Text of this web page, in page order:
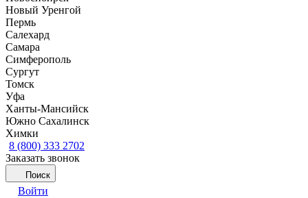
Новый Уренгой
Пермь
Салехард
Самара
Симферополь
Сургут
Томск
Уфа
Ханты-Мансийск
Южно Сахалинск
Химки
8 (800) 333 2702
Заказать звонок
Поиск
Войти